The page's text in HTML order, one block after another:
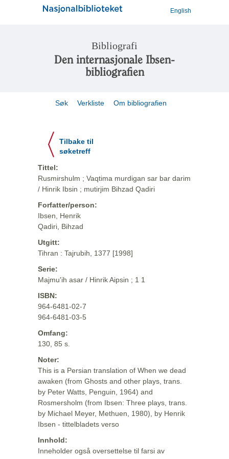
English
Bibliografi
Den internasjonale Ibsen-
bibliografien
Søk Verkliste Om bibliografien
Tilbake til
søketreff
Tittel:
Rusmirshulm ; Vaqtima murdigan sar bar darim
/ Hinrik Ibsin ; mutirjim Bihzad Qadiri
Forfatter/person:
Ibsen, Henrik
Qadiri, Bihzad
Utgitt:
Tihran : Tajrubih, 1377 [1998]
Serie:
Majmu'ih asar / Hinrik Aipsin ; 1 1
ISBN:
964-6481-02-7
964-6481-03-5
Omfang:
130, 85 s.
Noter:
This is a Persian translation of When we dead
awaken (from Ghosts and other plays, trans.
by Peter Watts, Penguin, 1964) and
Rosmersholm (from Ibsen: Three plays, trans.
by Michael Meyer, Methuen, 1980), by Henrik
Ibsen - tittelbladets verso
Innhold:
Inneholder også oversettelse til farsi av